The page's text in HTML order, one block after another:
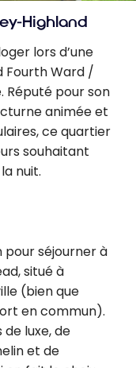
Highland
lors d’une
Fourth Ward /
Réputé pour son
animée et
ce quartier
souhaitant
nuit.
séjourner à
situé à
(bien que
en commun).
luxe, de
et de